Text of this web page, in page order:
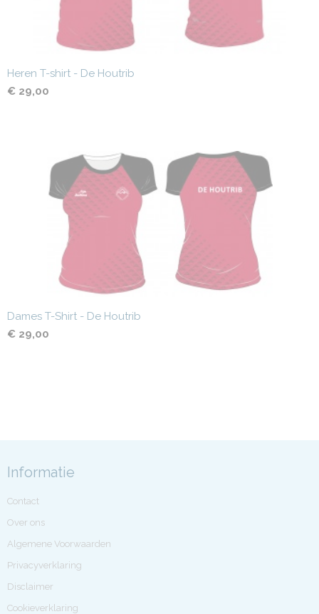
Heren T-shirt - De Houtrib
€ 29,00
Dames T-Shirt - De Houtrib
€ 29,00
Informatie
Contact
Over ons
Algemene Voorwaarden
Privacyverklaring
Disclaimer
Cookieverklaring